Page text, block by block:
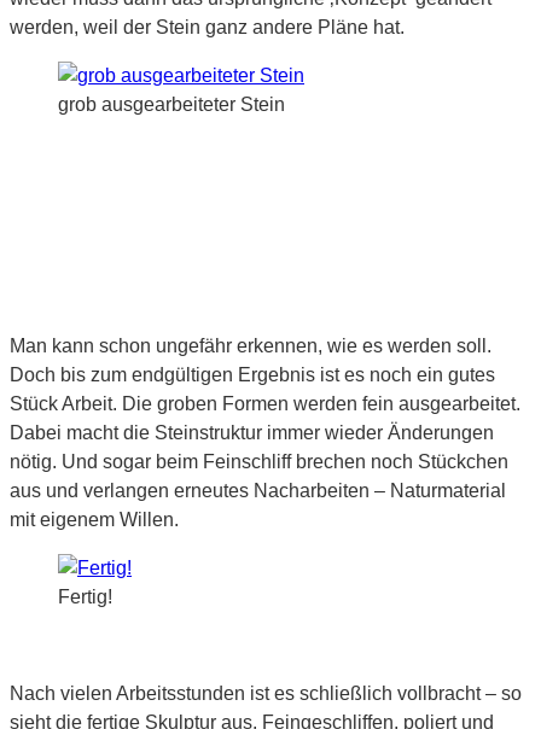
werden, weil der Stein ganz andere Pläne hat.
grob ausgearbeiteter Stein
Man kann schon ungefähr erkennen, wie es werden soll.
Doch bis zum endgültigen Ergebnis ist es noch ein gutes
Stück Arbeit. Die groben Formen werden fein ausgearbeitet.
Dabei macht die Steinstruktur immer wieder Änderungen
nötig. Und sogar beim Feinschliff brechen noch Stückchen
aus und verlangen erneutes Nacharbeiten – Naturmaterial
mit eigenem Willen.
Fertig!
Nach vielen Arbeitsstunden ist es schließlich vollbracht – so
sieht die fertige Skulptur aus. Feingeschliffen, poliert und